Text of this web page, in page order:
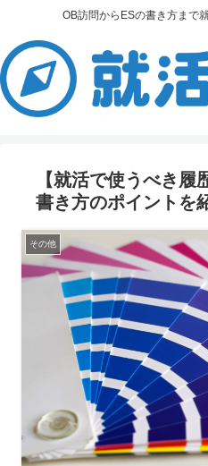
OB訪問からESの書き方まで
【就活で使うべき履
書き方のポイントを
その他